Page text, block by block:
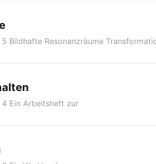
5 Bildhafte Resonanzräume
4 Ein Arbeitsheft zur